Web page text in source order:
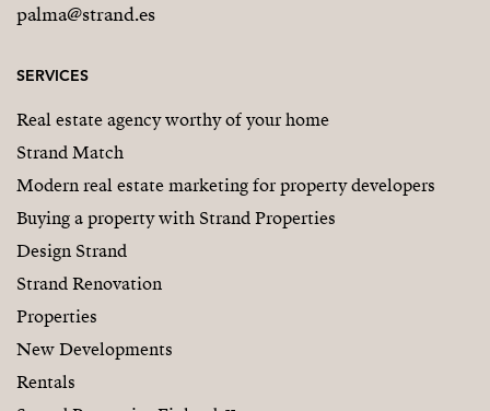
palma@strand.es
SERVICES
Real estate agency worthy of your home
Strand Match
Modern real estate marketing for property developers
Buying a property with Strand Properties
Design Strand
Strand Renovation
Properties
New Developments
Rentals